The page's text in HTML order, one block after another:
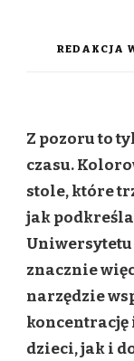
REDAKCJA
Z pozoru to
czasu.
stole, które
jak
Uniwersytetu
znacznie
narzędzie
koncentrację
dzieci, jak i